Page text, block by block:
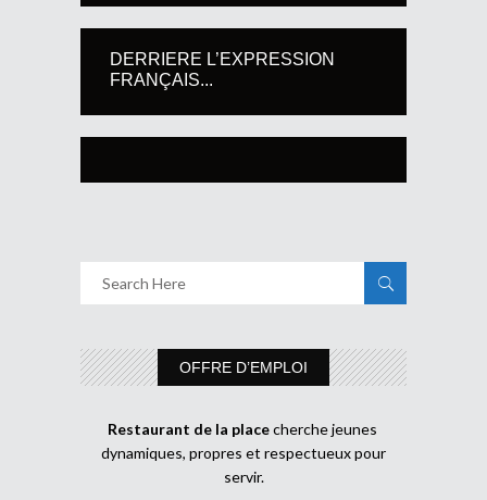
DERRIERE L’EXPRESSION
FRANÇAIS...
OFFRE D’EMPLOI
Restaurant de la placecherche jeunes
dynamiques, propres et respectueux pour
servir.